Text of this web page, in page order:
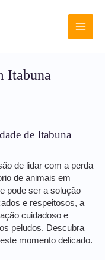
Main
Itabuna
de Itabuna
de lidar com a perda
de animais em
pode ser a solução
e respeitosos, a
cuidadoso e
peludos. Descubra
momento delicado.